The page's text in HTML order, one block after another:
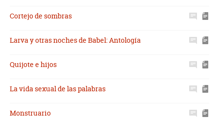
Cortejo de sombras
Larva y otras noches de Babel: Antología
Quijote e hijos
La vida sexual de las palabras
Monstruario